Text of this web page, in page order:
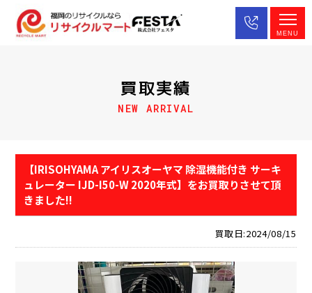
買取実績
NEW ARRIVAL
【IRISOHYAMA アイリスオーヤマ 除湿機能付き サーキ
ュレーター IJD-I50-W 2020年式】をお買取りさせて頂
きました!!
買取日:2024/08/15
MENU